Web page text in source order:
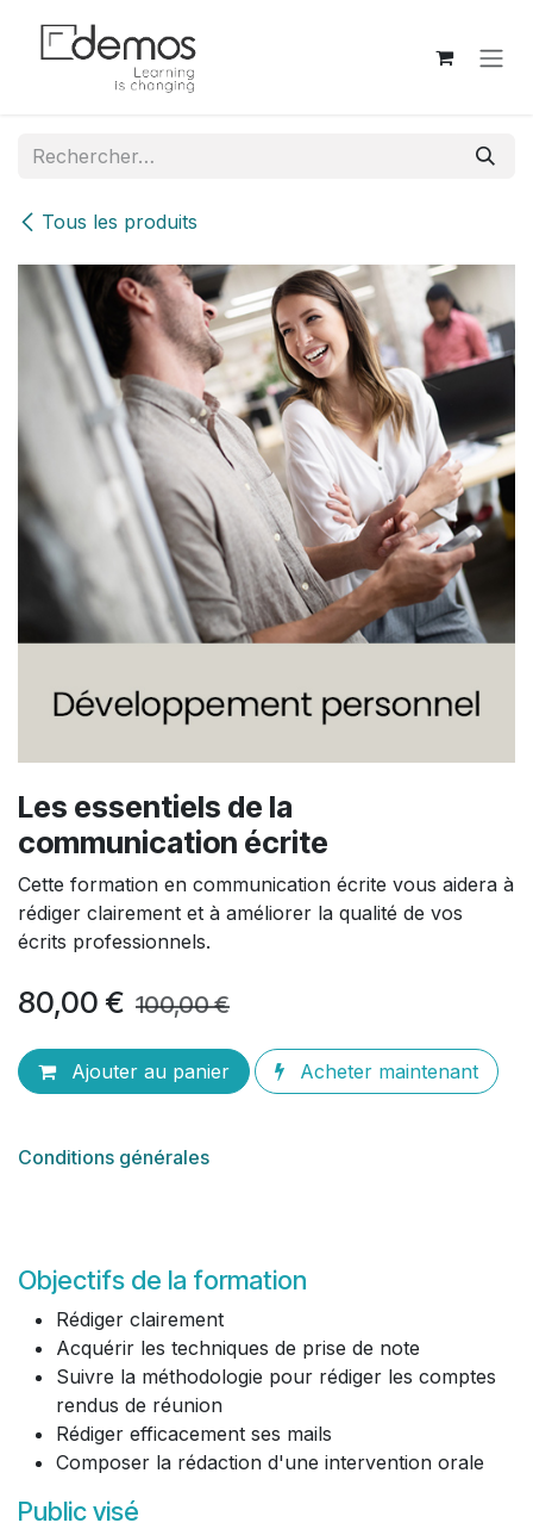
Tous les produits
Les essentiels de la
communication écrite
Cette formation en communication écrite vous aidera à
rédiger clairement et à améliorer la qualité de vos
écrits professionnels.
80,00 € 100,00€
Ajouter au panier Acheter maintenant
Conditions générales
Objectifs de la formation
Rédiger clairement
Acquérir les techniques de prise de note
Suivre la méthodologie pour rédiger les comptes
rendus de réunion
Rédiger efficacement ses mails
Composer la rédaction d'une intervention orale
Public visé